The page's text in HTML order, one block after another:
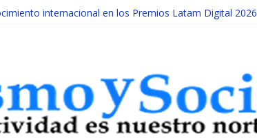
internacional en los Premios Latam Digital 2026
de Consulta Nacional por la Educación